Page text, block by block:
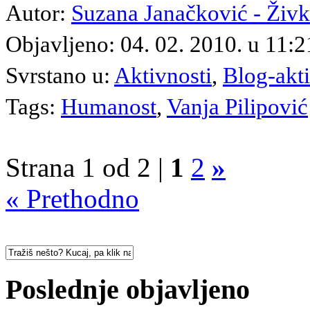
Autor: Suzana Janačković -
Objavljeno: 04. 02. 2010. u
Svrstano u: Aktivnosti, Blog-
Tags: Humanost, Vanja Pilipović
Strana 1 od 2 | 1 2 »
« Prethodno
Poslednje objavljeno